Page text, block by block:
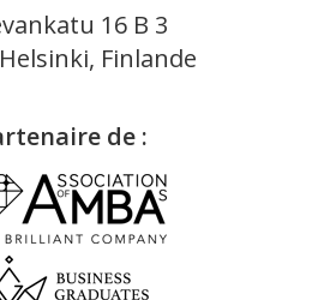
16 B 3
Finlande
de :